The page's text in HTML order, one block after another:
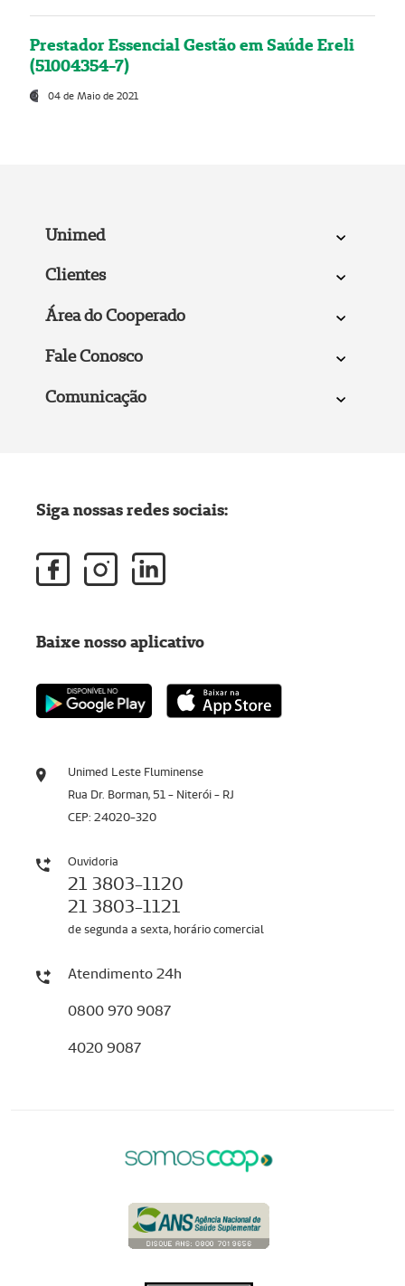
Prestador Essencial Gestão em Saúde Ereli
(51004354-7)
04 de Maio de 2021
Unimed
Clientes
Área do Cooperado
Fale Conosco
Comunicação
Unimed Leste Fluminense
Rua Dr. Borman, 51 - Niterói - RJ
CEP: 24020-320
Ouvidoria
21 3803-1120
21 3803-1121
de segunda a sexta, horário comercial
Atendimento 24h
0800 970 9087
4020 9087
Siga nossas redes sociais:
Baixe nosso aplicativo